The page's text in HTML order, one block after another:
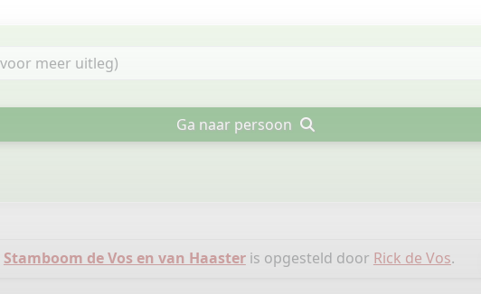
Ga naar persoon
Stamboom de Vos en van Haasteris opgesteld door Rick de Vos.